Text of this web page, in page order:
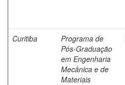
Curitiba
Programa de
Pós-Graduação
em Engenharia
Mecânica e de
Materiais